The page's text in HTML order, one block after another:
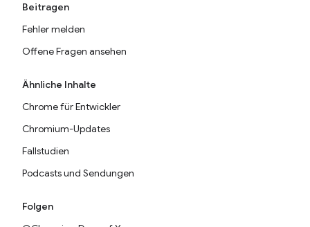
Beitragen
Fehler melden
Offene Fragen ansehen
Ähnliche Inhalte
Chrome für Entwickler
Chromium-Updates
Fallstudien
Podcasts und Sendungen
Folgen